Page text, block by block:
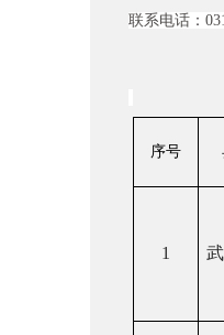
联系电话：
序号
1